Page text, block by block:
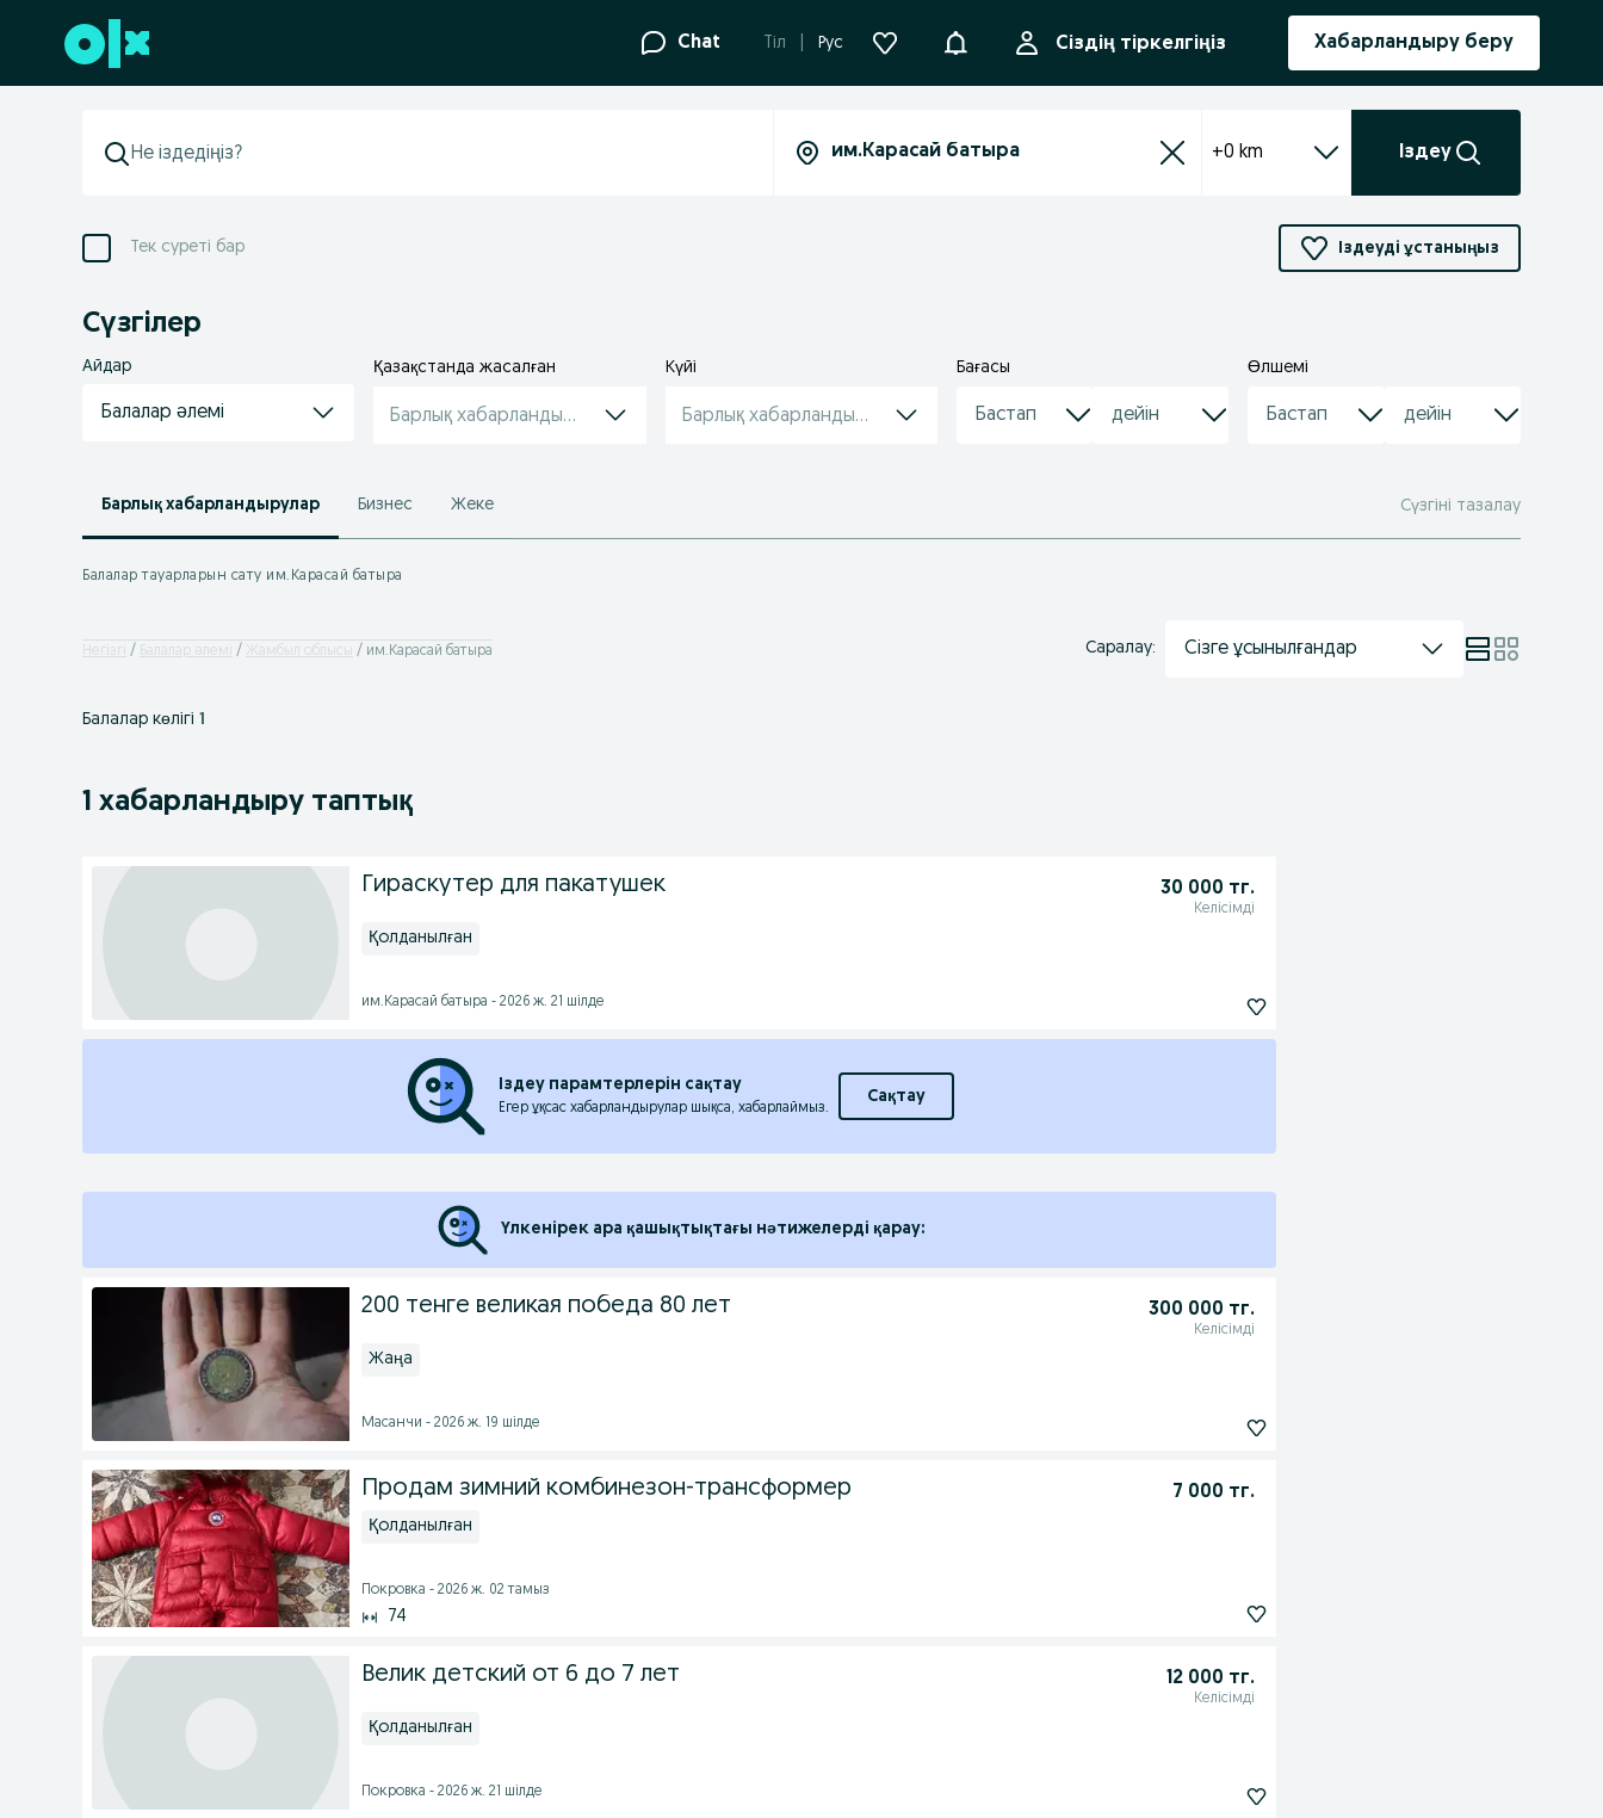
Төменгі деректемеге өту Chat Tіл Рус АқпараттандыруСіздің тіркелгіңіз Хабарландыру беру
+0 km Іздеу
Тек суреті бар Іздеуді ұстаныңыз
Сүзгілер
Айдар
Балалар әлемі
Қазақстанда жасалған
Барлық хабарландырулар
Күйі
Барлық хабарландырулар
Бағасы Өлшемі
Барлық хабарландырулар Бизнес Жеке Сүзгіні тазалау
Балалар тауарларын сату им.Карасай батыра
Негізгі Балалар әлемі Жамбыл облысы им.Карасай батыра Саралау: Сізге ұсынылғандар
Балалар көлігі 1
1 хабарландыру таптық
Гираскутер для пакатушек 30 000 тг.
Келісімді
Қолданылған
им.Карасай батыра - 2026 ж. 21 шілде
Іздеу парамтерлерін сақтау
Егер ұқсас хабарландырулар шықса, хабарлаймыз.
Сақтау
Үлкенірек ара қашықтықтағы нәтижелерді қарау:
200 тенге великая победа 80 лет 300 000 тг.
Келісімді
Жаңа
Масанчи - 2026 ж. 19 шілде
Продам зимний комбинезон-трансформер 7 000 тг.
Қолданылған
Покровка - 2026 ж. 02 тамыз
74
Велик детский от 6 до 7 лет 12 000 тг.
Келісімді
Қолданылған
Покровка - 2026 ж. 21 шілде